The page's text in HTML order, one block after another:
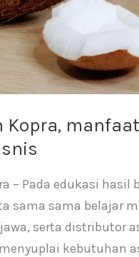
Kopra,
– Pada edukasi hasil
sama sama belajar
serta distributor
kebutuhan